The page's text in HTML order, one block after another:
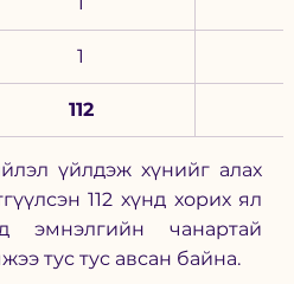
1
112
үйлдэж хүнийг алах
112 хүнд хорих ял
эмнэлгийн чанартай
тус тус авсан байна.